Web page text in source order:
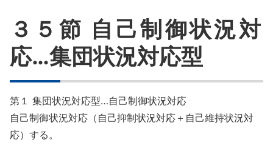
7章
8章
9章
３５節 自己制御状況対
応…集団状況対応型
第１ 集団状況対応型…自己制御状況対応
自己制御状況対応（自己抑制状況対応＋自己維持状況対
応）する。